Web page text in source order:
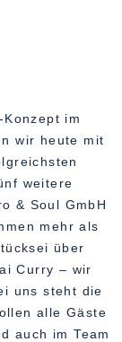
im
wir heute mit
weitere
& Soul GmbH
mehr als
über
Curry – wir
uns steht die
alle Gäste
auch im Team